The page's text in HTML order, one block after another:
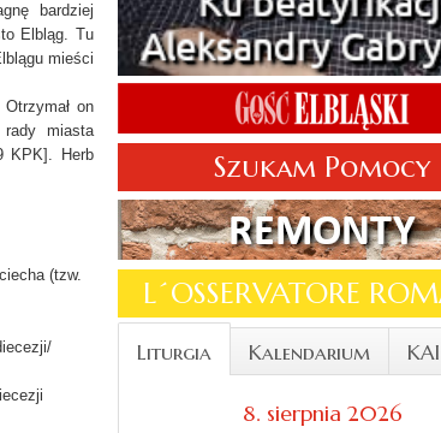
bardziej
Elbląg. Tu
mieści
on
rady miasta
KPK]. Herb
(tzw.
Szukam Pomocy
L´OSSERVATORE
Liturgia Kalendarium KAI
8. sierpnia 2026